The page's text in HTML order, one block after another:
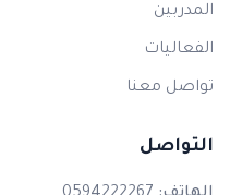
المدربين
الفعاليات
تواصل معنا
التواصل